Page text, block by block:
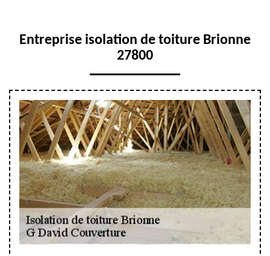
Entreprise isolation de toiture Brionne
27800